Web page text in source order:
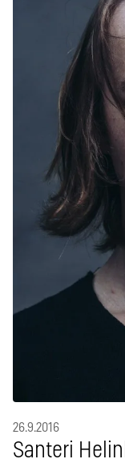
26.9.2016
Santeri